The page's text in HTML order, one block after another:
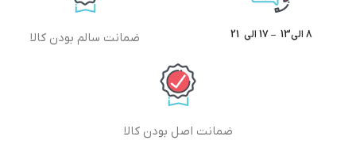
8 الی13 – 17 الی 21 ضمانت سالم بودن کالا
ضمانت اصل بودن کالا